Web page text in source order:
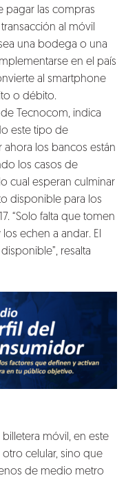
pagar las compras
al móvil
una bodega o una
en el país
al smartphone
o débito.
de Tecnocom, indica
este tipo de
ahora los bancos están
los casos de
cual esperan culminar
disponible para los
“Solo falta que tomen
echen a andar. El
resalta
móvil, en este
celular, sino que
de medio metro